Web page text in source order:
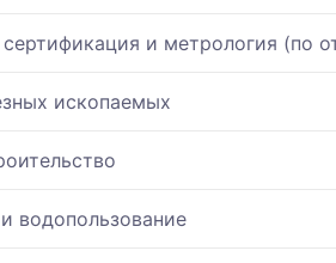
и метрология (по
ископаемых
водопользование